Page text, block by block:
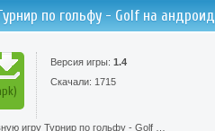
по гольфу - Golf на андроид
Версия игры: 1.4
Скачали: 1715
игру Турнир по гольфу - Golf …